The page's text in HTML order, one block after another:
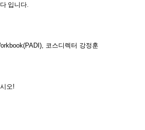
입니다.
코스디렉터 강정훈
오!